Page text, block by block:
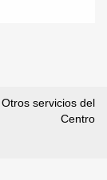
Otros servicios del
Centro